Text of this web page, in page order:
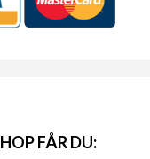
FÅR DU: